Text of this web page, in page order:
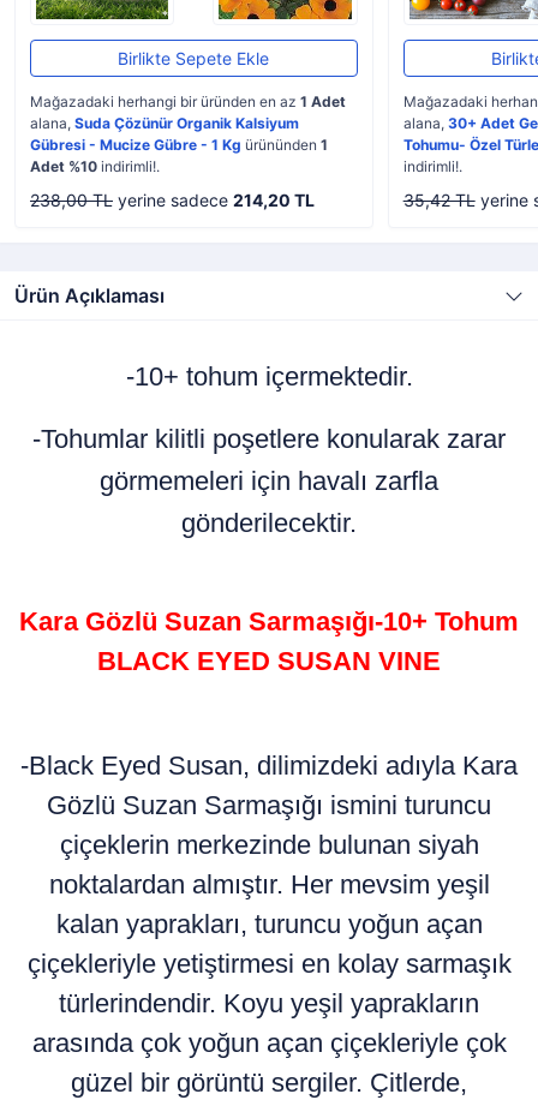
Birlikte Sepete Ekle
Mağazadaki herhangi bir üründen en az 1 Adet
alana, Suda Çözünür Organik Kalsiyum
Gübresi - Mucize Gübre - 1 Kg ürününden 1
Adet %10 indirimli!.
238,00 TL yerine sadece 214,20 TL
Mağazadaki
alana, 30+ Adet
Tohumu- Özel
indirimli!.
35,42 TLyerine
Ürün Açıklaması
-10+ tohum içermektedir.
-Tohumlar kilitli poşetlere konularak zarar
görmemeleri için havalı zarfla
gönderilecektir.
Kara Gözlü Suzan Sarmaşığı-10+ Tohum
BLACK EYED SUSAN VINE
-Black Eyed Susan, dilimizdeki adıyla Kara
Gözlü Suzan Sarmaşığı ismini turuncu
çiçeklerin merkezinde bulunan siyah
noktalardan almıştır. Her mevsim yeşil
kalan yaprakları, turuncu yoğun açan
çiçekleriyle yetiştirmesi en kolay sarmaşık
türlerindendir. Koyu yeşil yaprakların
arasında çok yoğun açan çiçekleriyle çok
güzel bir görüntü sergiler. Çitlerde,